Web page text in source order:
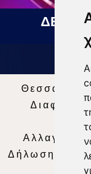
ΔΕΛΤΙΟ
Θεσσαλία
Διαφήμιση
Αλλαγή
Δήλωση